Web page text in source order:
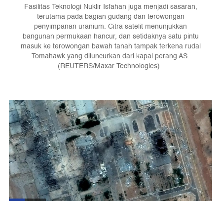
Fasilitas Teknologi Nuklir Isfahan juga menjadi sasaran,
terutama pada bagian gudang dan terowongan
penyimpanan uranium. Citra satelit menunjukkan
bangunan permukaan hancur, dan setidaknya satu pintu
masuk ke terowongan bawah tanah tampak terkena rudal
Tomahawk yang diluncurkan dari kapal perang AS.
(REUTERS/Maxar Technologies)